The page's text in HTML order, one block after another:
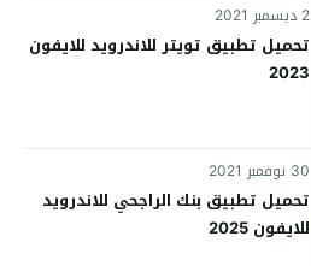
2 ديسمبر 2021
تحميل تطبيق تويتر للاندرويد للايفون
2023
30 نوفمبر 2021
تحميل تطبيق بنك الراجحي للاندرويد
للايفون 2025